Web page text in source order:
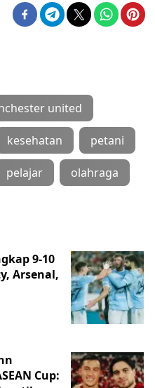
united
kesehatan petani
pelajar olahraga
9-10
Arsenal,
Cup: